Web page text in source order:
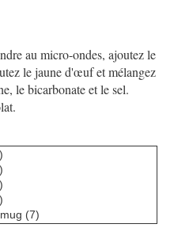
au micro-ondes, ajoutez le
le jaune d'œuf et mélangez
le bicarbonate et le sel.